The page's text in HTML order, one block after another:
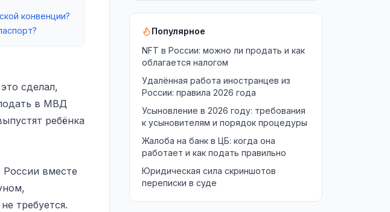
конвенции?
сделал,
в МВД
ребёнка
вместе
требуется.
Популярное
NFT в России: можно ли продать и как
облагается налогом
Удалённая работа иностранцев из
России: правила 2026 года
Усыновление в 2026 году: требования
к усыновителям и порядок процедуры
Жалоба на банк в ЦБ: когда она
работает и как подать правильно
Юридическая сила скриншотов
переписки в суде